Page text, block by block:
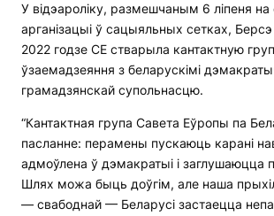
У відэароліку, размешчаным 6 ліпеня на
арганізацыі ў сацыяльных сетках,
2022 годзе СЕ стварыла кантактную
ўзаемадзеяння з беларускімі
грамадзянскай супольнасцю.
“Кантактная група Савета Еўропы па
пасланне: перамены пускаюць карані
адмоўлена ў дэмакратыі і заглушаюцца
Шлях можа быць доўгім, але наша
— свабоднай — Беларусі застаецца